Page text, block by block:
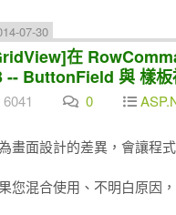
07-30
在
-- ButtonField 與 樣
6041 0
畫面設計的差異，會讓程
您混合使用、不明白原因